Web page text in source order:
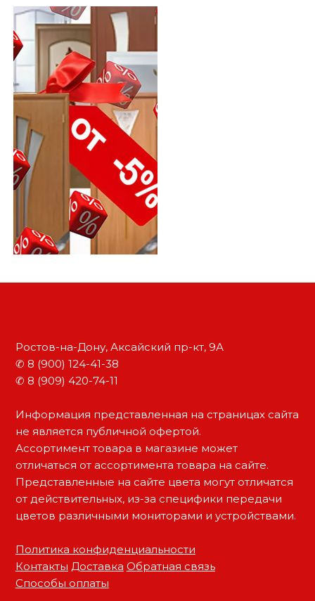
Ростов-на-Дону, Аксайский пр-кт, 9А
✆ 8 (900) 124-41-38
✆ 8 (909) 420-74-11
Информация представленная на страницах сайта
не является публичной офертой.
Ассортимент товара в магазине может
отличаться от ассортимента товара на сайте.
Представленные на сайте цвета могут отличатся
от действительных, из-за специфики передачи
цветов различными мониторами и устройствами.
Политика конфиденциальности
Контакты Доставка Обратная связь
Способы оплаты